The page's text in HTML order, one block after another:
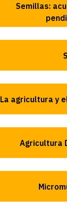
Semillas:
La agricultura y
Agricultura